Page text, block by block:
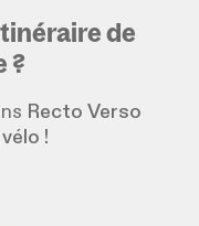
de
?
Recto Verso
!